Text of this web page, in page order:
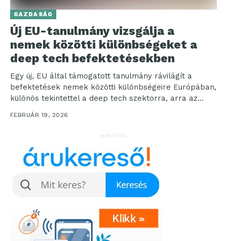
GAZDASÁG
Új EU-tanulmány vizsgálja a
nemek közötti különbségeket a
deep tech befektetésekben
Egy új, EU által támogatott tanulmány rávilágít a
befektetések nemek közötti különbségeire Európában,
különös tekintettel a deep tech szektorra, arra az
innovációs területre,...
FEBRUÁR 19, 2026
HIRDETÉS